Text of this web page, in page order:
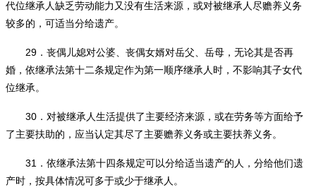
代位继承人缺乏劳动能力又没有生活来源，或对被继承人尽赡养义务
较多的，可适当分给遗产。
29 ．丧偶儿媳对公婆、丧偶女婿对岳父、岳母，无论其是否再
婚，依继承法第十二条规定作为第一顺序继承人时，不影响其子女代
位继承。
30 ．对被继承人生活提供了主要经济来源，或在劳务等方面给予
了主要扶助的，应当认定其尽了主要赡养义务或主要扶养义务。
31 ．依继承法第十四条规定可以分给适当遗产的人，分给他们遗
产时，按具体情况可多于或少于继承人。